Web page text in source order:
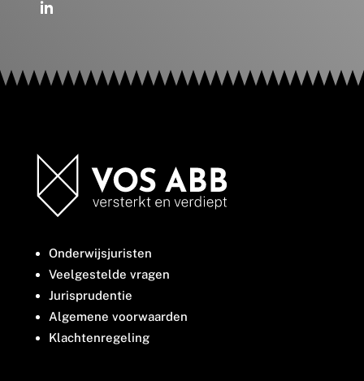
Onderwijsjuristen
Veelgestelde vragen
Jurisprudentie
Algemene voorwaarden
Klachtenregeling